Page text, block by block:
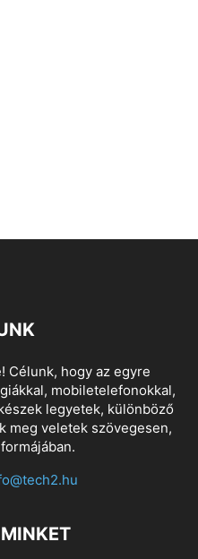
Célunk, hogy az egyre
mobiletelefonokkal,
legyetek, különböző
meg veletek szövegesen,